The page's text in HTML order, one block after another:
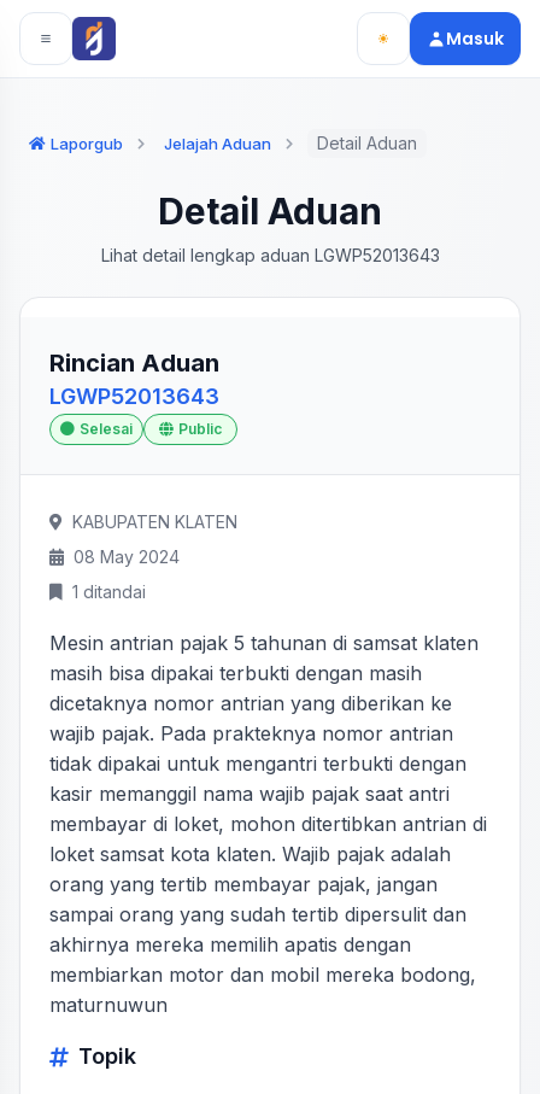
Langsung ke konten utama
Langsung ke navigasi
Masuk
Laporgub Jelajah Aduan Detail Aduan
Detail Aduan
Lihat detail lengkap aduan LGWP52013643
Rincian Aduan
LGWP52013643
Selesai Public
KABUPATEN KLATEN
08 May 2024
1 ditandai
Mesin antrian pajak 5 tahunan di samsat klaten
masih bisa dipakai terbukti dengan masih
dicetaknya nomor antrian yang diberikan ke
wajib pajak. Pada prakteknya nomor antrian
tidak dipakai untuk mengantri terbukti dengan
kasir memanggil nama wajib pajak saat antri
membayar di loket, mohon ditertibkan antrian di
loket samsat kota klaten. Wajib pajak adalah
orang yang tertib membayar pajak, jangan
sampai orang yang sudah tertib dipersulit dan
akhirnya mereka memilih apatis dengan
membiarkan motor dan mobil mereka bodong,
maturnuwun
Topik